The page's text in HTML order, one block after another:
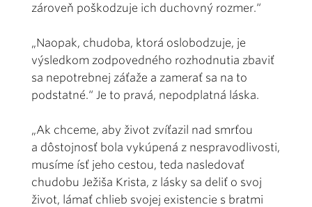
zároveň poškodzuje ich duchovný rozmer.“
„Naopak, chudoba, ktorá oslobodzuje, je
výsledkom zodpovedného rozhodnutia zbaviť
sa nepotrebnej záťaže a zamerať sa na to
podstatné.“ Je to pravá, nepodplatná láska.
„Ak chceme, aby život zvíťazil nad smrťou
a dôstojnosť bola vykúpená z nespravodlivosti,
musíme ísť jeho cestou, teda nasledovať
chudobu Ježiša Krista, z lásky sa deliť o svoj
život, lámať chlieb svojej existencie s bratmi